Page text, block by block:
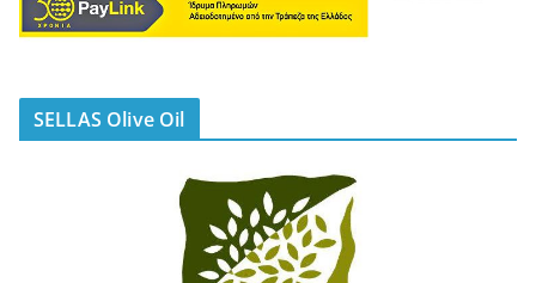
SELLAS Olive Oil